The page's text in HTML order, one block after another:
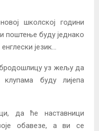
школској години
поштење буду једнако
језик…
уз жељу да
буду лијепа
да ће наставници
обавезе, а ви се